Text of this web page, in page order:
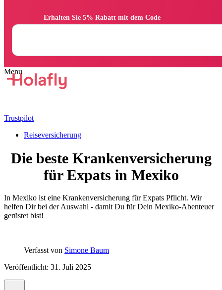
Trustpilot
Reiseversicherung
Die beste Krankenversicherung
für Expats in Mexiko
In Mexiko ist eine Krankenversicherung für Expats Pflicht. Wir
helfen Dir bei der Auswahl - damit Du für Dein Mexiko-Abenteuer
gerüstet bist!
Verfasst von Simone Baum
Veröffentlicht: 31. Juli 2025